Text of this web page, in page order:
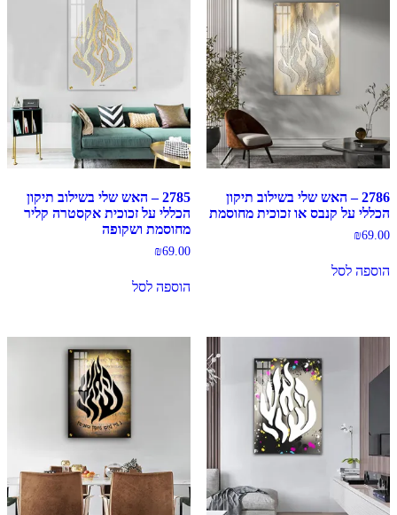
2786 – האש שלי בשילוב תיקון
הכללי על קנבס או זכוכית מחוסמת
₪69.00
הוספה לסל
2785 – האש שלי בשילוב תיקון
הכללי על זכוכית אקסטרה קליר
מחוסמת ושקופה
₪69.00
הוספה לסל